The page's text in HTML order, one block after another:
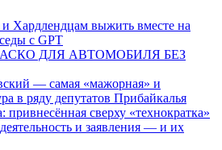
Хардлендцам выжить вместе на
с GPT
ДЛЯ АВТОМОБИЛЯ БЕЗ
— самая «мажорная» и
в ряду депутатов Прибайкалья
сверху «технократка»
и заявления — и их